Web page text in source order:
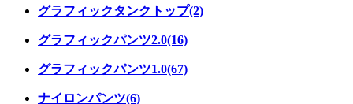
グラフィックタンクトップ(2)
グラフィックパンツ2.0(16)
グラフィックパンツ1.0(67)
ナイロンパンツ(6)